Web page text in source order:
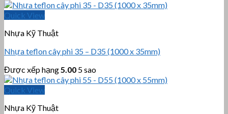
Quick View
Nhựa Kỹ Thuật
Nhựa teflon cây phi 35 – D35 (1000 x 35mm)
Được xếp hạng 5.00 5 sao
Quick View
Nhựa Kỹ Thuật